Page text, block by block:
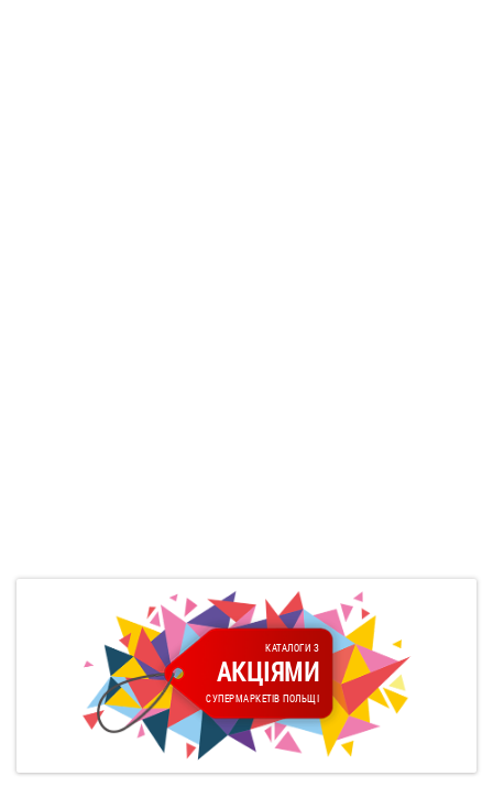
КАТАЛОГИ З
АКЦІЯМИ
СУПЕРМАРКЕТІВ ПОЛЬЩІ